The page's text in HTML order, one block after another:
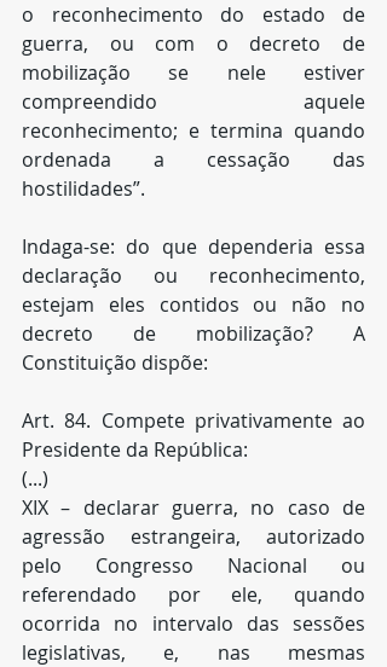
o reconhecimento do estado de
guerra, ou com o decreto de
mobilização se nele estiver
compreendido aquele
reconhecimento; e termina quando
ordenada a cessação das
hostilidades”.
Indaga-se: do que dependeria essa
declaração ou reconhecimento,
estejam eles contidos ou não no
decreto de mobilização? A
Constituição dispõe:
Art. 84. Compete privativamente ao
Presidente da República:
(...)
XIX – declarar guerra, no caso de
agressão estrangeira, autorizado
pelo Congresso Nacional ou
referendado por ele, quando
ocorrida no intervalo das sessões
legislativas, e, nas mesmas